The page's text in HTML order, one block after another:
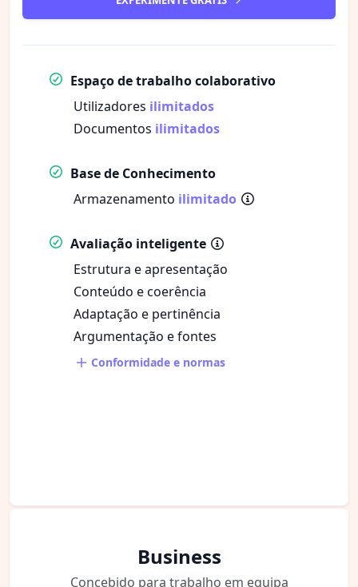
Espaço de trabalho colaborativo
Utilizadores ilimitados
Documentos ilimitados
Base de Conhecimento
Armazenamento ilimitado
Avaliação inteligente
Estrutura e apresentação
Conteúdo e coerência
Adaptação e pertinência
Argumentação e fontes
Conformidade e normas
Business
Concebido para trabalho em equipa